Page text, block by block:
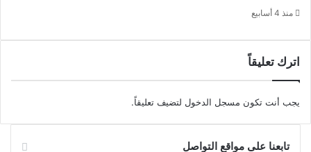
منذ 4 أسابيع
اترك تعليقاً
يجب أنت تكون مسجل الدخول لتضيف تعليقاً.
تابعنا على مواقع التواصل